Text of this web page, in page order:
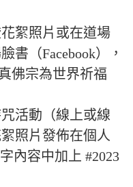
絮照片或在道場
書（Facebook），
佛宗為世界祈福
活動（線上或線
照片發佈在個人
內容中加上 #2023